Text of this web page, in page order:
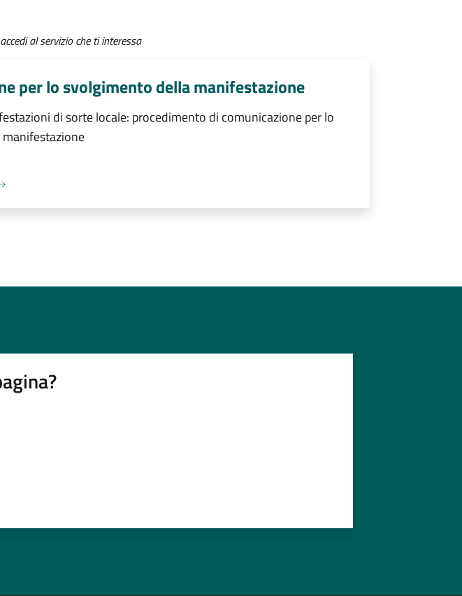
al servizio che ti interessa
per lo svolgimento della manifestazione
di sorte locale: procedimento di comunicazione per lo